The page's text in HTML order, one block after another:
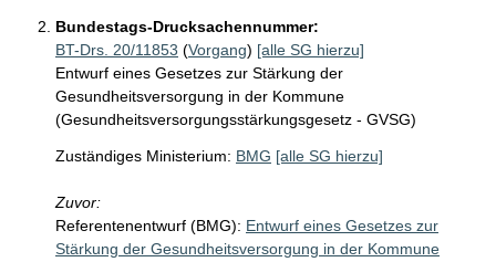
Bundestags-Drucksachennummer:
BT-Drs. 20/11853 (Vorgang) [alle SG hierzu]
Entwurf eines Gesetzes zur Stärkung der
Gesundheitsversorgung in der Kommune
(Gesundheitsversorgungsstärkungsgesetz - GVSG)
Zuständiges Ministerium: BMG [alle SG hierzu]
Zuvor:
Referentenentwurf (BMG): Entwurf eines Gesetzes zur
Stärkung der Gesundheitsversorgung in der Kommune